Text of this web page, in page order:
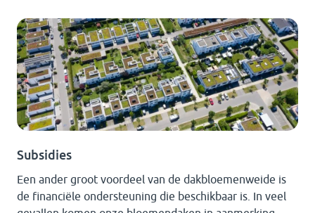
Subsidies
Een ander groot voordeel van de dakbloemenweide is
de financiële ondersteuning die beschikbaar is. In veel